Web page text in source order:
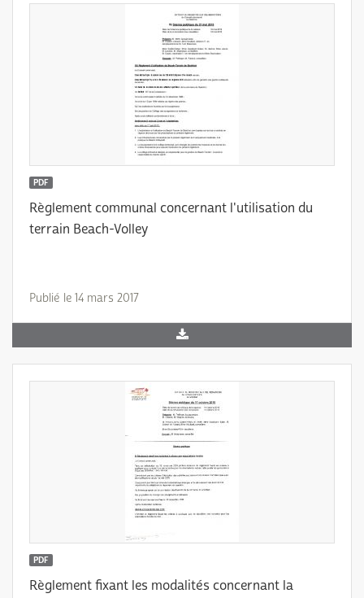
PDF
Règlement communal concernant l'utilisation du
terrain Beach-Volley
Publié le 14 mars 2017
PDF
Règlement fixant les modalités concernant la